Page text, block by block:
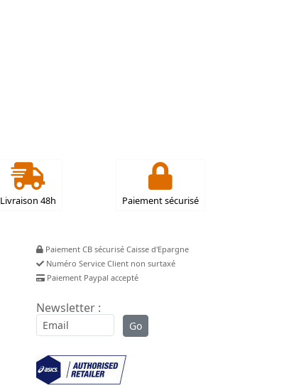
Livraison 48h Paiement sécurisé
Paiement CB sécurisé Caisse d'Epargne
Numéro Service Client non surtaxé
Paiement Paypal accepté
Newsletter :